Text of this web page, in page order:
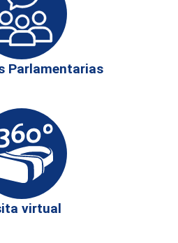
Parlamentarias
virtual